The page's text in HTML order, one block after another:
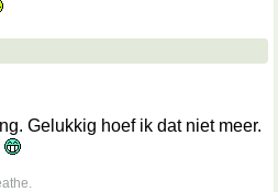
Gelukkig hoef ik dat niet meer.